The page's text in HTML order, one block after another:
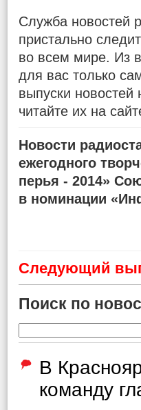
Служба новостей
пристально
во всем мире. Из
для вас только
выпуски
читайте их на
Новости
ежегодного
перья - 2014»
в номинации
Cледующий
Поиск по
В
команду